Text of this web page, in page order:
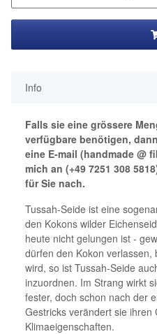
Info
Falls sie eine grössere
verfügbare benötigen,
eine E-mail (handmade @
mich an (+49 7251 308
für Sie nach.
Tussah-Seide ist eine
den Kokons wilder
heute nicht gelungen ist -
dürfen den Kokon
wird, so ist Tussah-Seide
inzuordnen. Im Strang wirkt
fester, doch schon nach der
Gestricks verändert sie ihren
Klimaeigenschaften.